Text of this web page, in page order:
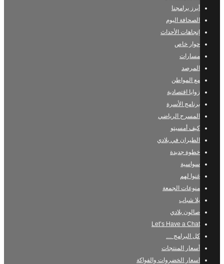
أبرز برامجنا
الصحافة اليوم
إتجاهات الأحداث
حوار خاص
مسارات
المرصد
مع المواطن
زوايا اقتصادية
برنامج الأسرة
المسرح الرياضي
كيف أمسيتو
الطيران في بلادي
خطوة جديدة
سواسية
غنوا لهم
منوعات الجمعة
يلا شباب
صالون بلادي
Let’s Have a Chat
كل البرامج …
أسعار المنتجات
اسعار الخضروات والفواكة